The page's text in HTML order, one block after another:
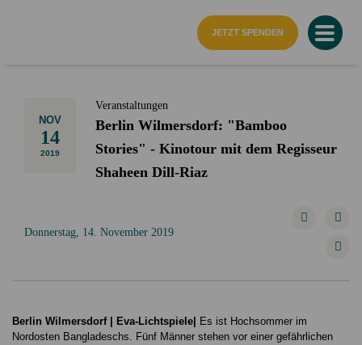
JETZT SPENDEN
NOV
14
2019
Veranstaltungen
Berlin Wilmersdorf: "Bamboo
Stories" - Kinotour mit dem Regisseur
Shaheen Dill-Riaz
Donnerstag, 14. November 2019
Berlin Wilmersdorf | Eva-Lichtspiele|
Es ist Hochsommer im
Nordosten Bangladeschs. Fünf Männer stehen vor einer gefährlichen